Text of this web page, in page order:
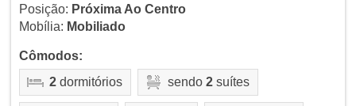
Posição: Próxima Ao Centro
Mobília: Mobiliado
Cômodos:
2dormitórios sendo 2suítes